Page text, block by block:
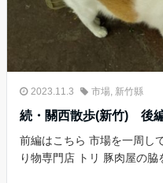
2023.11.3 市場, 新竹縣
続・關西散歩(新竹) 後
前編はこちら 市場を一周し
り物専門店 トリ 豚肉屋の脇